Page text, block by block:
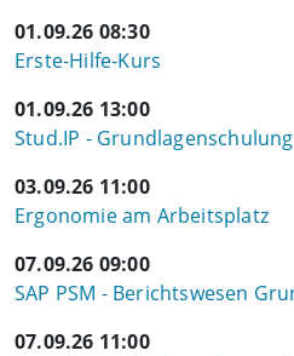
01.09.26 08:30
Erste-Hilfe-Kurs
01.09.26 13:00
Stud.IP - Grundlagenschulung
03.09.26 11:00
Ergonomie am Arbeitsplatz
07.09.26 09:00
SAP PSM - Berichtswesen
07.09.26 11:00